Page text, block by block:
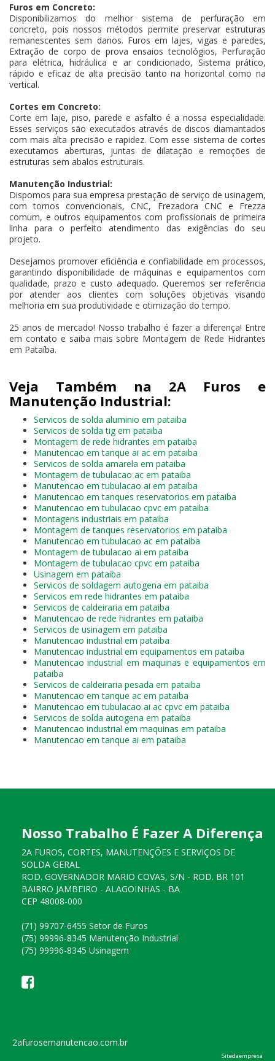
Furos em Concreto:
Disponibilizamos do melhor sistema de perfuração em
concreto, pois nossos métodos permite preservar estruturas
remanescentes sem danos. Furos em lajes, vigas e paredes,
Extração de corpo de prova ensaios tecnológios, Perfuração
para elétrica, hidráulica e ar condicionado, Sistema prático,
rápido e eficaz de alta precisão tanto na horizontal como na
vertical.
Cortes em Concreto:
Corte em laje, piso, parede e asfalto é a nossa especialidade.
Esses serviços são executados através de discos diamantados
com mais alta precisão e rapidez. Com esse sistema de cortes
executamos aberturas, juntas de dilatação e remoções de
estruturas sem abalos estruturais.
Manutenção Industrial:
Dispomos para sua empresa prestação de serviço de usinagem,
com tornos convencionais, CNC, Frezadora CNC e Frezza
comum, e outros equipamentos com profissionais de primeira
linha para o perfeito atendimento das exigências do seu
projeto.
Desejamos promover eficiência e confiabilidade em processos,
garantindo disponibilidade de máquinas e equipamentos com
qualidade, prazo e custo adequado. Queremos ser referência
por atender aos clientes com soluções objetivas visando
melhoria em sua produtividade e otimização do tempo.
25 anos de mercado! Nosso trabalho é fazer a diferença! Entre
em contato e saiba mais sobre Montagem de Rede Hidrantes
em Pataíba.
Veja Também na 2A Furos e
Manutenção Industrial:
Servicos de solda aluminio em pataiba
Servicos de solda tig em pataiba
Montagem de rede hidrantes em pataiba
Manutencao em tanque ai ac em pataiba
Servicos de solda amarela em pataiba
Montagem de tubulacao ac em pataiba
Manutencao em tubulacao ai em pataiba
Manutencao em tanques reservatorios em pataiba
Manutencao em tubulacao cpvc em pataiba
Montagens industriais em pataiba
Montagem de tanques reservatorios em pataiba
Manutencao em tubulacao ac em pataiba
Montagem de tubulacao ai em pataiba
Montagem de tubulacao cpvc em pataiba
Usinagem em pataiba
Servicos de soldagem autogena em pataiba
Servicos em rede hidrantes em pataiba
Servicos de caldeiraria em pataiba
Manutencao de rede hidrantes em pataiba
Servicos de usinagem em pataiba
Manutencao industrial em pataiba
Manutencao industrial em equipamentos em pataiba
Manutencao industrial em maquinas e equipamentos em
pataiba
Servicos de caldeiraria pesada em pataiba
Manutencao em tanque ac em pataiba
Manutencao em tubulacao ai ac cpvc em pataiba
Servicos de solda autogena em pataiba
Manutencao industrial em maquinas em pataiba
Manutencao em tanque ai em pataiba
Nosso Trabalho É Fazer A Diferença
2A FUROS, CORTES, MANUTENÇÕES E SERVIÇOS DE
SOLDA GERAL
ROD. GOVERNADOR MARIO COVAS, S/N - ROD. BR 101
BAIRRO JAMBEIRO - ALAGOINHAS - BA
CEP 48008-000
(71) 99707-6455 Setor de Furos
(75) 99996-8345 Manutenção Industrial
(75) 99996-8345 Usinagem
2afurosemanutencao.com.br
Sitedaempresa